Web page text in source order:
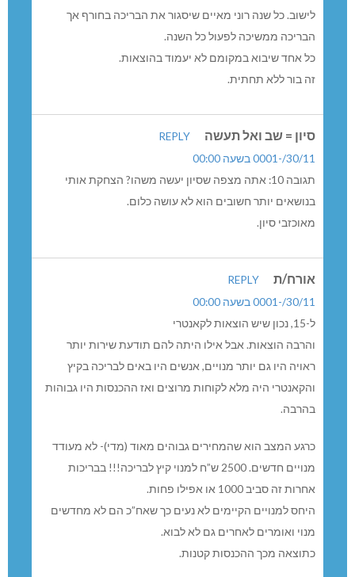
לישוב. כל שנה רוני מאיים שיסגור את הבריכה בחורף אך
הבריכה ממשיכה לפעול כל השנה.
כל אחד שיבוא במקומם לא יעמוד בהוצאות.
זה בור ללא תחתית.
סיון = שב ואל תעשה
REPLY
30/11/-0001 בשעה 00:00
תגובה 10: אתה מצפה שסיון יעשה משהו? הצחקת אותי
בנושאים יותר חשובים הוא לא עושה כלום.
מאוכזבי סיון.
אורח/ת
REPLY
30/11/-0001 בשעה 00:00
ל-15, נכון שיש הוצאות לקאנטרי
והרבה הוצאות. אבל אילו היתה להם תודעת שירות יותר
ראויה היו גם יותר מנויים, אנשים היו באים לבריכה בקיץ
והקאנטרי היה מלא לקוחות מרוצים ואז ההכנסות היו גבוהות
בהרבה.
כרגע המצב הוא שהמחירים גבוהים מאוד (מדי)- לא מעודד
מנויים חדשים. 2500 ש”ח למנוי קיץ לבריכה!!! בבריכות
אחרות זה סביב 1000 או אפילו פחות.
היחס למנויים הקיימים לא נעים כך שאח”כ הם לא מחדשים
מנוי ואומרים לאחרים גם לא לבוא.
כתוצאה מכך ההכנסות קטנות.